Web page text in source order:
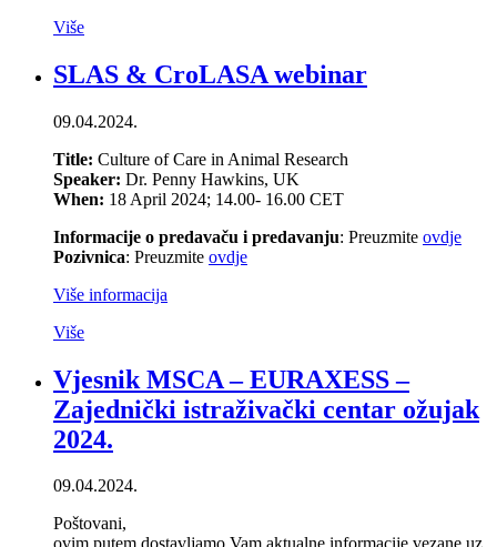
Više
SLAS & CroLASA webinar
09.04.2024.
Title: Culture of Care in Animal Research
Speaker: Dr. Penny Hawkins, UK
When: 18 April 2024; 14.00- 16.00 CET
Informacije o predavaču i predavanju: Preuzmite ovdje
Pozivnica: Preuzmite ovdje
Više informacija
Više
Vjesnik MSCA – EURAXESS –
Zajednički istraživački centar ožujak
2024.
09.04.2024.
Poštovani,